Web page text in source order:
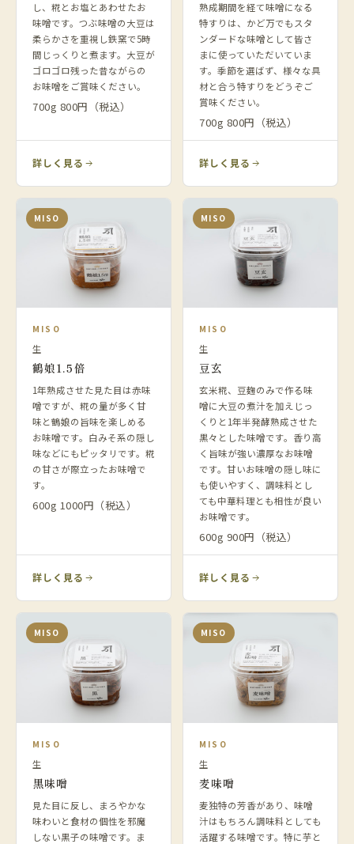
し、糀とお塩とあわせたお
味噌です。つぶ味噌の大豆は
柔らかさを重視し鉄窯で5時
間じっくりと煮ます。大豆が
ゴロゴロ残った昔ながらの
お味噌をご賞味ください。
700g 800円（税込）
詳しく見る
熟成期間を経て味噌になる
特すりは、かど万でもスタ
ンダードな味噌として皆さ
まに使っていただいていま
す。季節を選ばず、様々な具
材と合う特すりをどうぞご
賞味ください。
700g 800円（税込）
詳しく見る
MISO
MISO
生
鶴娘1.5倍
1年熟成させた見た目は赤味
噌ですが、糀の量が多く甘
味と鶴娘の旨味を楽しめる
お味噌です。白みそ系の隠し
味などにもピッタリです。糀
の甘さが際立ったお味噌で
す。
600g 1000円（税込）
詳しく見る
MISO
MISO
生
豆玄
玄米糀、豆麹のみで作る味
噌に大豆の煮汁を加えじっ
くりと1年半発酵熟成させた
黒々とした味噌です。香り高
く旨味が強い濃厚なお味噌
です。甘いお味噌の隠し味に
も使いやすく、調味料とし
ても中華料理とも相性が良い
お味噌です。
600g 900円（税込）
詳しく見る
MISO
MISO
生
黒味噌
見た目に反し、まろやかな
味わいと食材の個性を邪魔
しない黒子の味噌です。ま
MISO
MISO
生
麦味噌
麦独特の芳香があり、味噌
汁はもちろん調味料としても
活躍する味噌です。特に芋と